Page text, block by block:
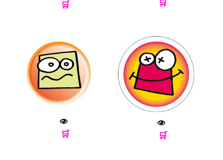
🛒 🛒
🛒 🛒